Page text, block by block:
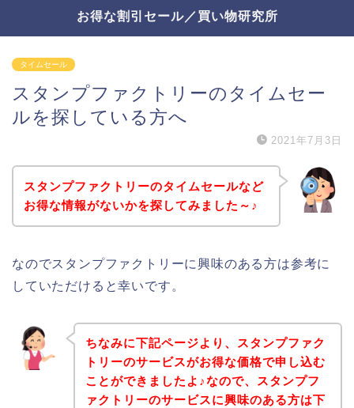
お得な割引セール／買い物研究所
タイムセール
スタンプファクトリーのタイムセー
ルを探している方へ
2021年7月3日
スタンプファクトリーのタイムセールなど
お得な情報がないかを探してみました～♪
なのでスタンプファクトリーに興味のある方は参考に
していただけると幸いです。
ちなみに下記ページより、スタンプファク
トリーのサービスがお得な価格で申し込む
ことができましたよ♪なので、スタンプフ
ァクトリーのサービスに興味のある方は下